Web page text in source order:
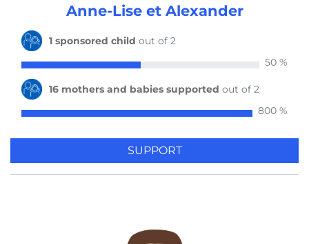
by Regina 5 years ago
1 mother and baby supported
Anne-Lise et Alexander
1 sponsored child out of 2
50 %
16 mothers and babies supported out of 2
800 %
SUPPORT